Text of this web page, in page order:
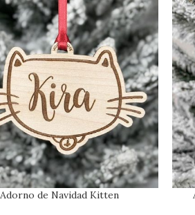
Adorno de Navidad Kitten